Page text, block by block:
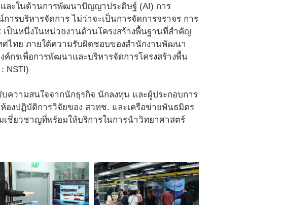
ละในด้านการพัฒนาปัญญาประดิษฐ์ (AI) การ
ารบริหารจัดการ ไม่ว่าจะเป็นการจัดการจราจร การ
เป็นหนึ่งในหน่วยงานด้านโครงสร้างพื้นฐานที่สำคัญ
ไทย ภายใต้ความรับผิดชอบของสำนักงานพัฒนา
กรเพื่อการพัฒนาและบริหารจัดการโครงสร้างพื้น
NSTI)
บความสนใจจากนักธุรกิจ นักลงทุน และผู้ประกอบการ
องปฏิบัติการวิจัยของ สวทช. และเครือข่ายพันธมิตร
เชี่ยวชาญที่พร้อมให้บริการในการนำวิทยาศาสตร์